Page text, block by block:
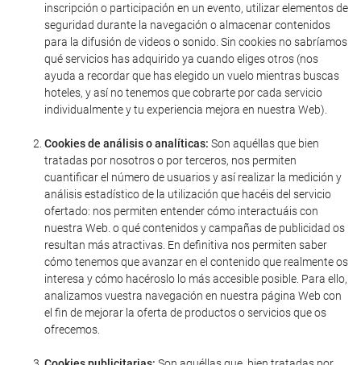
inscripción o participación en un evento, utilizar elementos de
seguridad durante la navegación o almacenar contenidos
para la difusión de videos o sonido. Sin cookies no sabríamos
qué servicios has adquirido ya cuando eliges otros (nos
ayuda a recordar que has elegido un vuelo mientras buscas
hoteles, y así no tenemos que cobrarte por cada servicio
individualmente y tu experiencia mejora en nuestra Web).
Cookies de análisis o analíticas: Son aquéllas que bien
tratadas por nosotros o por terceros, nos permiten
cuantificar el número de usuarios y así realizar la medición y
análisis estadístico de la utilización que hacéis del servicio
ofertado: nos permiten entender cómo interactuáis con
nuestra Web. o qué contenidos y campañas de publicidad os
resultan más atractivas. En definitiva nos permiten saber
cómo tenemos que avanzar en el contenido que realmente os
interesa y cómo hacéroslo lo más accesible posible. Para ello,
analizamos vuestra navegación en nuestra página Web con
el fin de mejorar la oferta de productos o servicios que os
ofrecemos.